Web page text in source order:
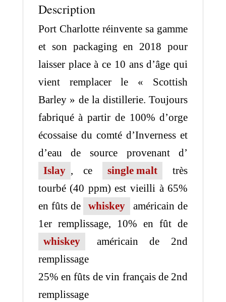
Description
Port Charlotte réinvente sa gamme
et son packaging en 2018 pour
laisser place à ce 10 ans d’âge qui
vient remplacer le « Scottish
Barley » de la distillerie. Toujours
fabriqué à partir de 100% d’orge
écossaise du comté d’Inverness et
d’eau de source provenant d’
Islay , ce single malt
très
tourbé (40 ppm) est vieilli à 65%
en fûts de
whiskey
américain de
1er remplissage, 10% en fût de
whiskey
américain de 2nd
remplissage
25% en fûts de vin français de 2nd
remplissage